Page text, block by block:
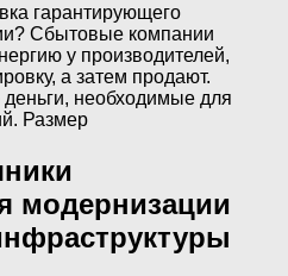
гарантирующего
Сбытовые компании
у производителей,
а затем продают.
необходимые для
Размер
модернизации